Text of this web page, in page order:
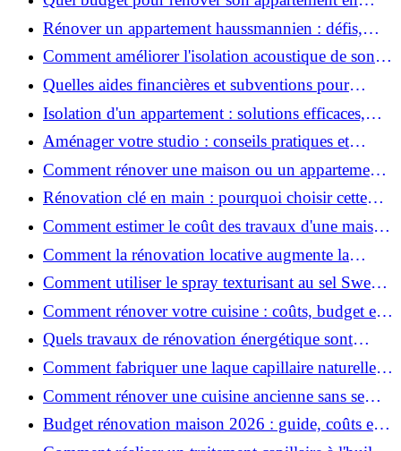
2026 ?
Rénover un appartement haussmannien : défis,
conseils pratiques et estimation des prix
Comment améliorer l'isolation acoustique de son
appartement ?
Quelles aides financières et subventions pour
rénover votre appartement en 2026 ?
Isolation d'un appartement : solutions efficaces,
prix et conseils
Aménager votre studio : conseils pratiques et
erreurs à éviter
Comment rénover une maison ou un appartement
avec 50 000 € : budget, étapes et astuces ?
Rénovation clé en main : pourquoi choisir cette
solution et à quoi faire attention ?
Comment estimer le coût des travaux d'une maison
?
Comment la rénovation locative augmente la
rentabilité de votre parc immobilier ?
Comment utiliser le spray texturisant au sel Sweet
Salt pour des cheveux effet plage ?
Comment rénover votre cuisine : coûts, budget et
astuces bois ?
Quels travaux de rénovation énergétique sont
éligibles à MaPrimeRénov' ?
Comment fabriquer une laque capillaire naturelle
maison ?
Comment rénover une cuisine ancienne sans se
ruiner ?
Budget rénovation maison 2026 : guide, coûts et
astuces